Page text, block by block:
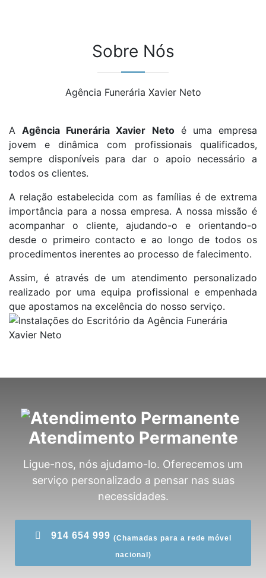
Sobre Nós
Agência Funerária Xavier Neto
AAgência Funerária Xavier Netoé uma empresa
jovem e dinâmica com profissionais qualificados,
sempre disponíveis para dar o apoio necessário a
todos os clientes.
A relação estabelecida com as famílias é de extrema
importância para a nossa empresa. A nossa missão é
acompanhar o cliente, ajudando-o e orientando-o
desde o primeiro contacto e ao longo de todos os
procedimentos inerentes ao processo de falecimento.
Assim, é através de um atendimento personalizado
realizado por uma equipa profissional e empenhada
que apostamos na excelência do nosso serviço.
Atendimento Permanente
Ligue-nos, nós ajudamo-lo. Oferecemos um
serviço personalizado a pensar nas suas
necessidades.
914 654 999 (Chamadas para a rede móvel
nacional)